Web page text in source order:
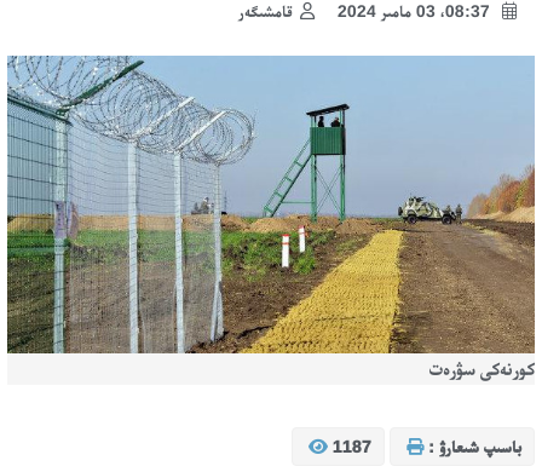
قامشىگەر
كورنەكى سۋرەت
باسىپ شىعارۋ : 1187